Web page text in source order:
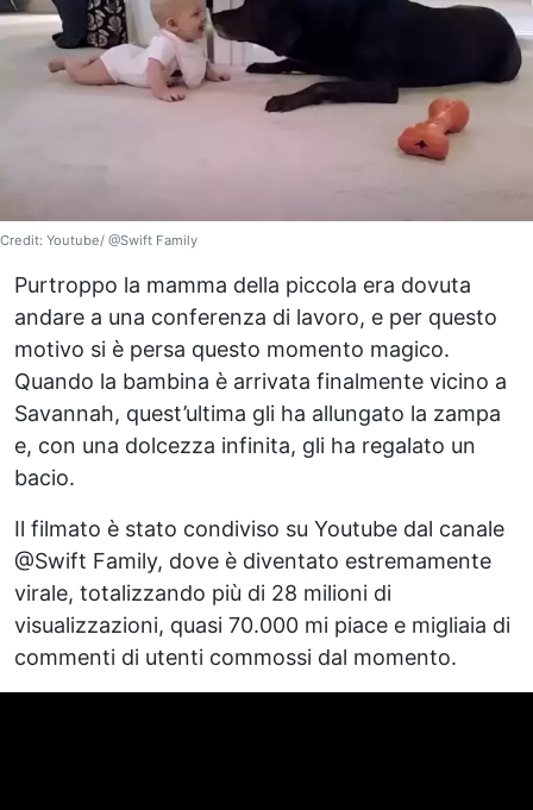
Credit: Youtube/ @Swift Family
Purtroppo la mamma della piccola era dovuta
andare a una conferenza di lavoro, e per questo
motivo si è persa questo momento magico.
Quando la bambina è arrivata finalmente vicino a
Savannah, quest’ultima gli ha allungato la zampa
e, con una dolcezza infinita, gli ha regalato un
bacio.
Il filmato è stato condiviso su Youtube dal canale
@Swift Family, dove è diventato estremamente
virale, totalizzando più di 28 milioni di
visualizzazioni, quasi 70.000 mi piace e migliaia di
commenti di utenti commossi dal momento.